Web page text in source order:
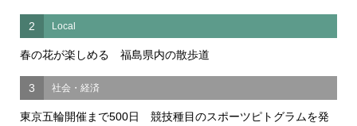
2 Local
春の花が楽しめる 福島県内の散歩道
3 社会・経済
東京五輪開催まで500日 競技種目のスポーツピトグラムを発